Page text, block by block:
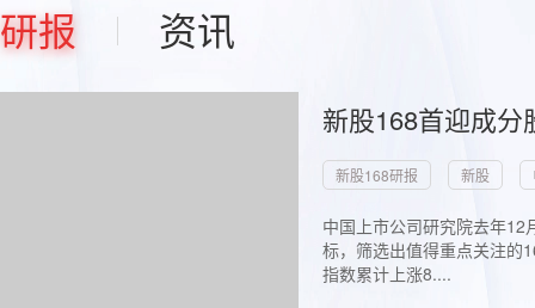
研报 资讯
新股168首迎成
新股168研报 新股
中国上市公司研究院去年
标，筛选出值得重点关注的
指数累计上涨8....